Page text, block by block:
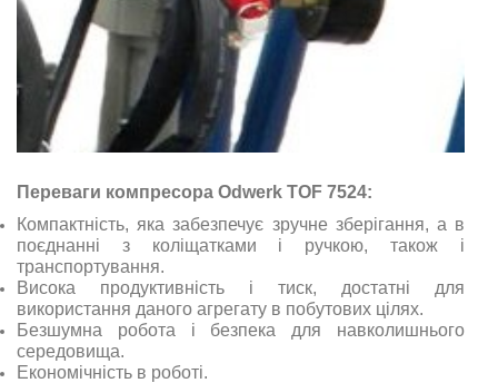
Переваги компресора Odwerk TOF 7524:
Компактність, яка забезпечує зручне зберігання, а в
поєднанні з коліщатками і ручкою, також і
транспортування.
Висока продуктивність і тиск, достатні для
використання даного агрегату в побутових цілях.
Безшумна робота і безпека для навколишнього
середовища.
Економічність в роботі.